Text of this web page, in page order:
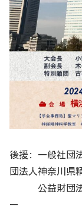
後援: 一般社団
団法人神奈川県
公益財団
ー